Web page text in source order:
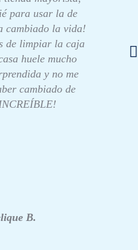
para usar la de
cambiado la vida!
de limpiar la caja
huele mucho
y no me
cambiado de
B.